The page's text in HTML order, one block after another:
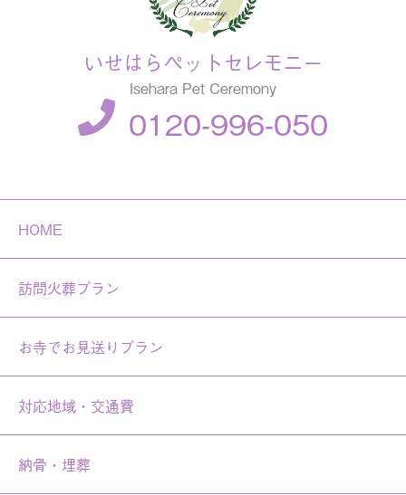
いせはらペットセレモニー
Isehara Pet Ceremony
0120-996-050
HOME
訪問火葬プラン
お寺でお見送りプラン
対応地域・交通費
納骨・埋葬